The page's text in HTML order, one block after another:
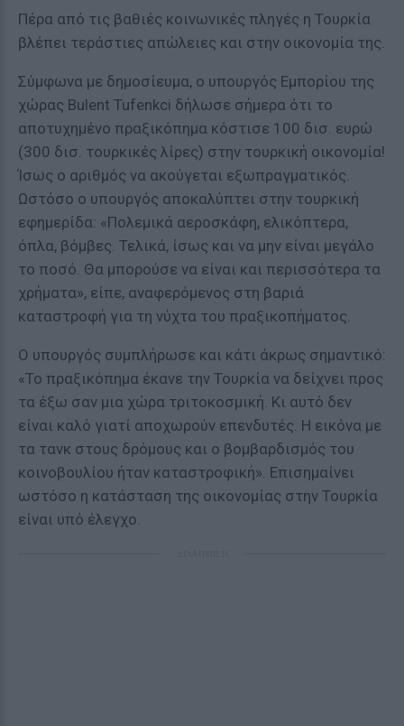
Πέρα από τις βαθιές κοινωνικές πληγές η Τουρκία
βλέπει τεράστιες απώλειες και στην οικονομία της.
Σύμφωνα με δημοσίευμα, ο υπουργός Εμπορίου της
χώρας Bulent Tufenkci δήλωσε σήμερα ότι το
αποτυχημένο πραξικόπημα κόστισε 100 δισ. ευρώ
(300 δισ. τουρκικές λίρες) στην τουρκική οικονομία!
Ίσως ο αριθμός να ακούγεται εξωπραγματικός.
Ωστόσο ο υπουργός αποκαλύπτει στην τουρκική
εφημερίδα: «Πολεμικά αεροσκάφη, ελικόπτερα,
όπλα, βόμβες. Τελικά, ίσως και να μην είναι μεγάλο
το ποσό. Θα μπορούσε να είναι και περισσότερα τα
χρήματα», είπε, αναφερόμενος στη βαριά
καταστροφή για τη νύχτα του πραξικοπήματος.
Ο υπουργός συμπλήρωσε και κάτι άκρως σημαντικό:
«Το πραξικόπημα έκανε την Τουρκία να δείχνει προς
τα έξω σαν μια χώρα τριτοκοσμική. Κι αυτό δεν
είναι καλό γιατί αποχωρούν επενδυτές. Η εικόνα με
τα τανκ στους δρόμους και ο βομβαρδισμός του
κοινοβουλίου ήταν καταστροφική». Επισημαίνει
ωστόσο η κατάσταση της οικονομίας στην Τουρκία
είναι υπό έλεγχο.